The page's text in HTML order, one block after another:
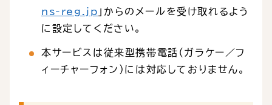
ns-reg.jp 」からのメールを受け取れるよう
に設定してください。
本サービスは従来型携帯電話（ガラケー／フ
ィーチャーフォン）には対応しておりません。